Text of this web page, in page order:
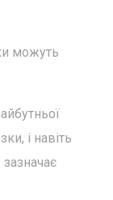
можуть
і навіть
зазначає